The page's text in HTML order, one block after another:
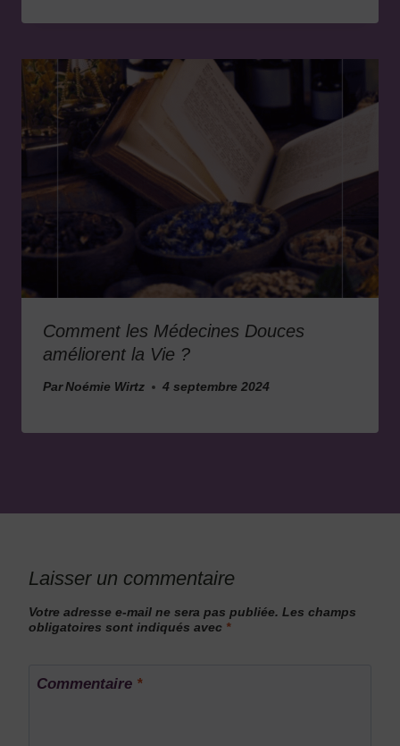
Comment les Médecines Douces
améliorent la Vie ?
Par Noémie Wirtz 4 septembre 2024
Laisser un commentaire
Votre adresse e-mail ne sera pas publiée. Les champs
obligatoires sont indiqués avec *
Commentaire *